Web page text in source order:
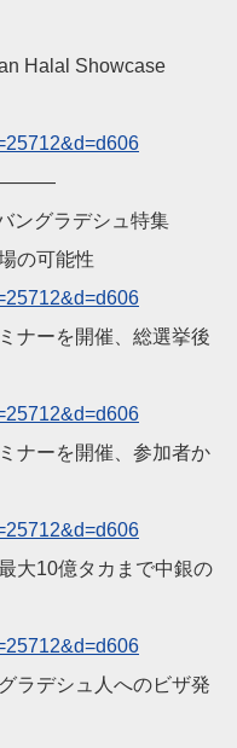
Halal Showcase
ングラデシュ特集
の可能性
ナーを開催、総選挙後
ナーを開催、参加者か
大10億タカまで中銀の
ラデシュ人へのビザ発